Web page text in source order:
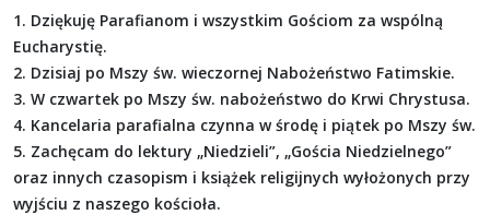
1. Dziękuję Parafianom i wszystkim Gościom za wspólną
Eucharystię.
2. Dzisiaj po Mszy św. wieczornej Nabożeństwo Fatimskie.
3. W czwartek po Mszy św. nabożeństwo do Krwi Chrystusa.
4. Kancelaria parafialna czynna w środę i piątek po Mszy św.
5. Zachęcam do lektury „Niedzieli”, „Gościa Niedzielnego”
oraz innych czasopism i książek religijnych wyłożonych przy
wyjściu z naszego kościoła.